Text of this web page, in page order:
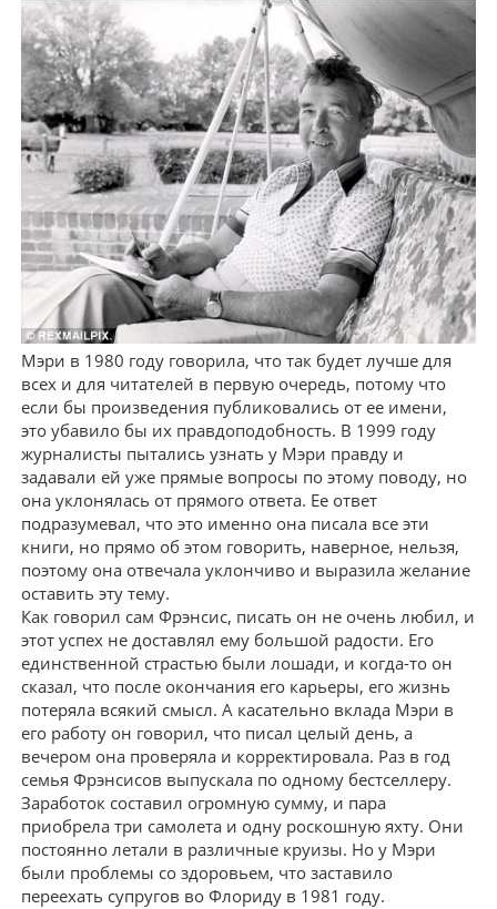
Мэри в 1980 году говорила, что так будет лучше для
всех и для читателей в первую очередь, потому что
если бы произведения публиковались от ее имени,
это убавило бы их правдоподобность. В 1999 году
журналисты пытались узнать у Мэри правду и
задавали ей уже прямые вопросы по этому поводу, но
она уклонялась от прямого ответа. Ее ответ
подразумевал, что это именно она писала все эти
книги, но прямо об этом говорить, наверное, нельзя,
поэтому она отвечала уклончиво и выразила желание
оставить эту тему.
Как говорил сам Фрэнсис, писать он не очень любил, и
этот успех не доставлял ему большой радости. Его
единственной страстью были лошади, и когда-то он
сказал, что после окончания его карьеры, его жизнь
потеряла всякий смысл. А касательно вклада Мэри в
его работу он говорил, что писал целый день, а
вечером она проверяла и корректировала. Раз в год
семья Фрэнсисов выпускала по одному бестселлеру.
Заработок составил огромную сумму, и пара
приобрела три самолета и одну роскошную яхту. Они
постоянно летали в различные круизы. Но у Мэри
были проблемы со здоровьем, что заставило
переехать супругов во Флориду в 1981 году.